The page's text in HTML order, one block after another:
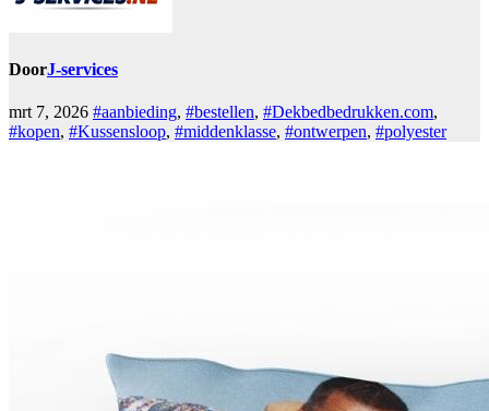
DoorJ-services
mrt 7, 2026 #aanbieding, #bestellen, #Dekbedbedrukken.com,
#kopen, #Kussensloop, #middenklasse, #ontwerpen, #polyester